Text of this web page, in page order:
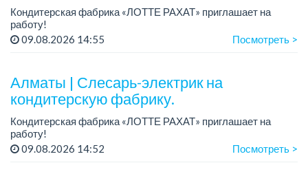
Кондитерская фабрика «ЛОТТЕ РАХАТ» приглашает на
работу!
Зарплата: от 287 000 до 405 000 тенге.
09.08.2026 14:55 Посмотреть >
Алматы | Слесарь-электрик на
кондитерскую фабрику.
Кондитерская фабрика «ЛОТТЕ РАХАТ» приглашает на
работу!
График работы: сменный.
09.08.2026 14:52 Посмотреть >